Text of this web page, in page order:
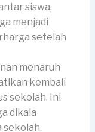
siswa,
menjadi
setelah
menaruh
kembali
sekolah. Ini
dikala
sekolah.